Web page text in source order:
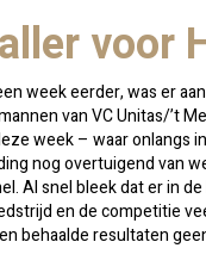
voor
week eerder, was er
van VC Unitas/’t
week – waar onlangs
nog overtuigend van
Al snel bleek dat er in
en de competitie
behaalde resultaten